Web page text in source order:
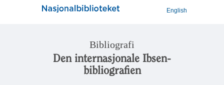
English
Bibliografi
Den internasjonale Ibsen-
bibliografien